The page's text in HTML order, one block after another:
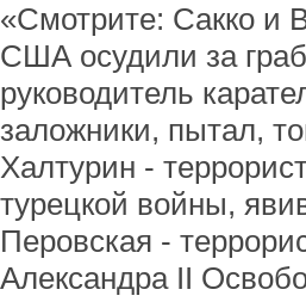
«Смотрите: Сакко и
США осудили за
руководитель
заложники, пытал,
Халтурин -
турецкой войны,
Перовская -
Александра II